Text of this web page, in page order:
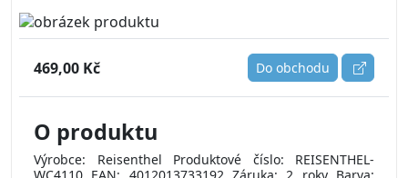
469,00 Kč Do obchodu
O produktu
Výrobce: Reisenthel Produktové číslo: REISENTHEL-